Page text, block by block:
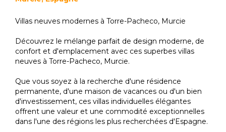
Villas neuves modernes à Torre-Pacheco, Murcie
Découvrez le mélange parfait de design moderne, de
confort et d'emplacement avec ces superbes villas
neuves à Torre-Pacheco, Murcie.
Que vous soyez à la recherche d'une résidence
permanente, d'une maison de vacances ou d'un bien
d'investissement, ces villas individuelles élégantes
offrent une valeur et une commodité exceptionnelles
dans l'une des régions les plus recherchées d'Espagne.